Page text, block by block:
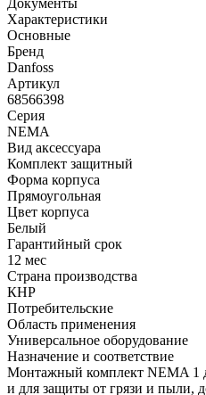
Характеристики
Основные
Бренд
Danfoss
Артикул
68566398
Серия
NEMA
Вид аксессуара
Комплект защитный
Форма корпуса
Прямоугольная
Цвет корпуса
Белый
Гарантийный срок
12 мес
Страна производства
КНР
Потребительские
Область применения
Универсальное оборудование
Назначение и соответствие
Монтажный комплект NEMA 1
и для защиты от грязи и пыли,